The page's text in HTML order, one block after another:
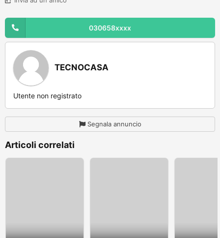
030658xxxx
TECNOCASA
Utente non registrato
Segnala annuncio
Articoli correlati